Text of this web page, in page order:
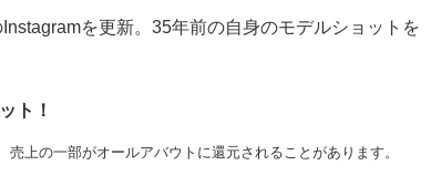
を更新。35年前の自身のモデルショットを
ト！
上の一部がオールアバウトに還元されることがあります。